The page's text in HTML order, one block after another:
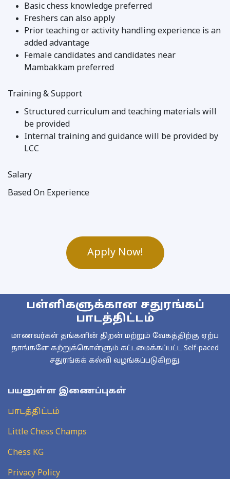
Basic chess knowledge preferred
Freshers can also apply
Prior teaching or activity handling experience is an
added advantage
Female candidates and candidates near
Mambakkam preferred
Training & Support
Structured curriculum and teaching materials will
be provided
Internal training and guidance will be provided by
LCC
Salary
Based On Experience
Apply Now!
பயனுள்ள இணைப்புகள்
பாடத்திட்டம்
Little Chess Champs
Chess KG
Privacy Policy
பள்ளிகளுக்கான சதுரங்கப்
பாடத்திட்டம்
மாணவர்கள் தங்களின் திறன் மற்றும் வேகத்திற்கு ஏற்ப
தாங்களே கற்றுக்கொள்ளும் கட்டமைக்கப்பட்ட Self-paced
சதுரங்கக் கல்வி வழங்கப்படுகிறது.